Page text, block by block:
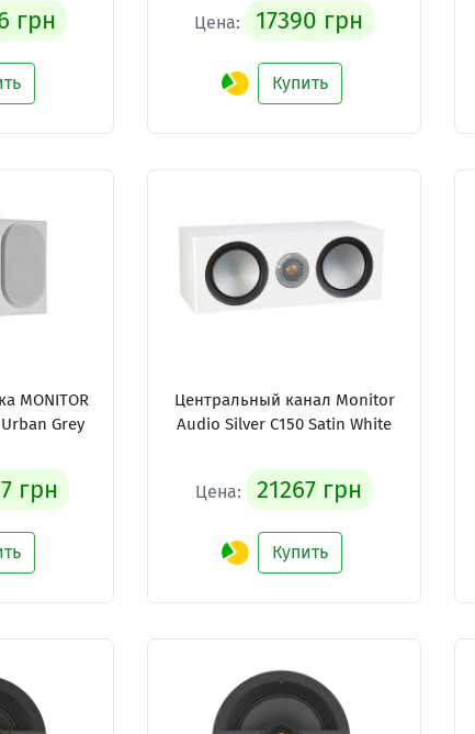
грн Цена: 17390 грн
Купить
MONITOR
Grey
грн
Центральный канал Monitor
Audio Silver C150 Satin White
Цена: 21267 грн
Купить